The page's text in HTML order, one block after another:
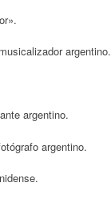
argentino.
argentino.
argentino.